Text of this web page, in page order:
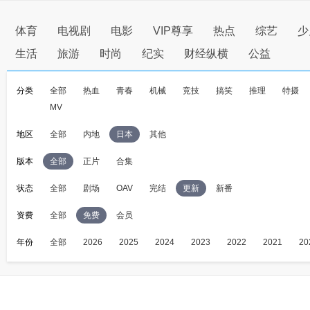
体育 电视剧 电影 VIP尊享 热点 综艺
生活
旅游 时尚 纪实 财经纵横 公益
分类 全部 热血 青春 机械 竞技 搞笑 推理
特摄
MV
地区 全部 内地 日本 其他
版本 全部 正片 合集
状态 全部 剧场 OAV 完结 更新 新番
资费 全部 免费 会员
年份 全部 2026 2025 2024 2023 2022 2021